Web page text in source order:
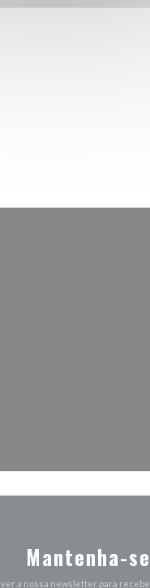
numa nova janela))
nova janela))
numa nova janela))
Mantenha-
a nossa newsletter para